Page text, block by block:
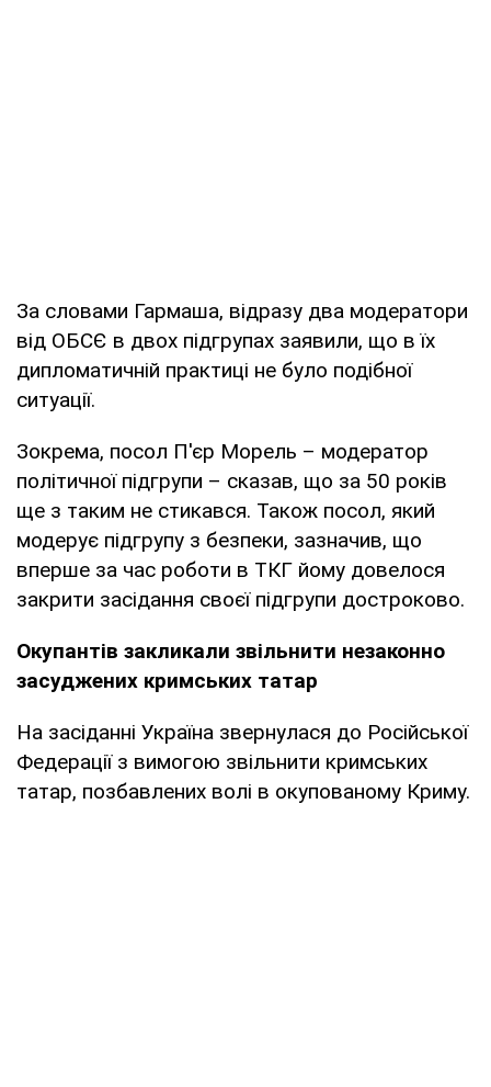
За словами Гармаша, відразу два модератори
від ОБСЄ в двох підгрупах заявили, що в їх
дипломатичній практиці не було подібної
ситуації.
Зокрема, посол П'єр Морель – модератор
політичної підгрупи – сказав, що за 50 років
ще з таким не стикався. Також посол, який
модерує підгрупу з безпеки, зазначив, що
вперше за час роботи в ТКГ йому довелося
закрити засідання своєї підгрупи достроково.
Окупантів закликали звільнити незаконно
засуджених кримських татар
На засіданні Україна звернулася до Російської
Федерації з вимогою звільнити кримських
татар, позбавлених волі в окупованому Криму.